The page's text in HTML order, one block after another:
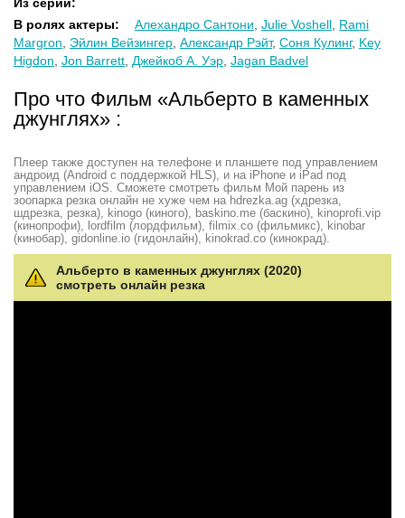
В ролях актеры: Алехандро Сантони Julie Voshell Rami
Margron
Эйлин Вейзингер Александр Рэйт, Соня Кулинг, Key
Higdon Jon Barrett Джейкоб А. Уэр Jagan Badvel
Про что Фильм «Альберто в каменных
джунглях» :
Плеер также доступен на телефоне и планшете под управлением
андроид (Android с поддержкой HLS), и на iPhone и iPad под
управлением iOS. Сможете смотреть фильм Мой парень из
зоопарка резка онлайн не хуже чем на hdrezka.ag (хдрезка,
шдрезка, резка), kinogo (киного), baskino.me (баскино), kinoprofi.vip
(кинопрофи), lordfilm (лордфильм), filmix.co (фильмикс), kinobar
(кинобар), gidonline.io (гидонлайн), kinokrad.сo (кинокрад).
Альберто в каменных джунглях (2020)
смотреть онлайн резка